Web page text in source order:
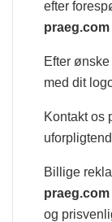
efter
praeg.com
Efter
med dit
Kontakt os
Billige
praeg.com
og